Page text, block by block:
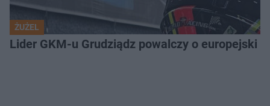
ŻUŻEL
Lider GKM-u Grudziądz powalczy o europejski